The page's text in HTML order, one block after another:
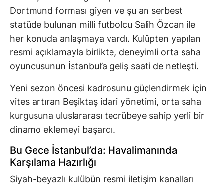
Dortmund forması giyen ve şu an serbest
statüde bulunan milli futbolcu Salih Özcan ile
her konuda anlaşmaya vardı. Kulüpten yapılan
resmi açıklamayla birlikte, deneyimli orta saha
oyuncusunun İstanbul’a geliş saati de netleşti.
Yeni sezon öncesi kadrosunu güçlendirmek için
vites artıran Beşiktaş idari yönetimi, orta saha
kurgusuna uluslararası tecrübeye sahip yerli bir
dinamo eklemeyi başardı.
Bu Gece İstanbul’da: Havalimanında
Karşılama Hazırlığı
Siyah-beyazlı kulübün resmi iletişim kanalları